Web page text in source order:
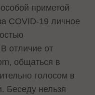
приметой
COVID-19 личное
отличие от
общаться в
голосом в
Беседу нельзя